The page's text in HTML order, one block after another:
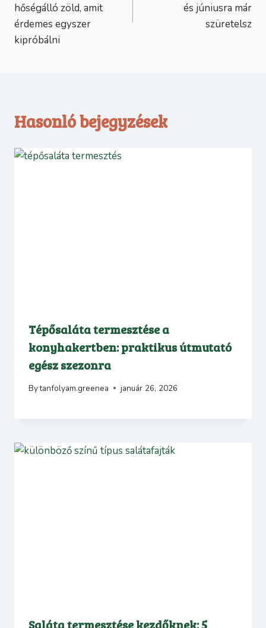
hőségálló zöld, amit
érdemes egyszer
kipróbálni
és júniusra már
szüretelsz
Hasonló bejegyzések
Tépősaláta termesztése a
konyhakertben: praktikus útmutató
egész szezonra
Bytanfolyam.greenea január 26, 2026
Saláta termesztése kezdőknek: 5